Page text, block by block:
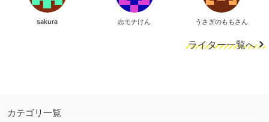
sakura 志モナけん うさぎのももさん
ライター一覧へ
カテゴリ一覧